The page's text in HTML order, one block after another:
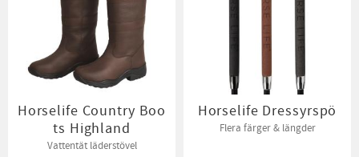
Horselife Country Boo
ts Highland
Vattentät läderstövel
Horselife Dressyrspö
Flera färger & längder